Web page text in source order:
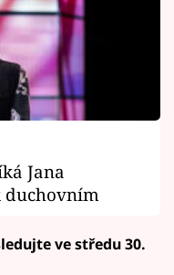
Jana
duchovním
ve středu 30.